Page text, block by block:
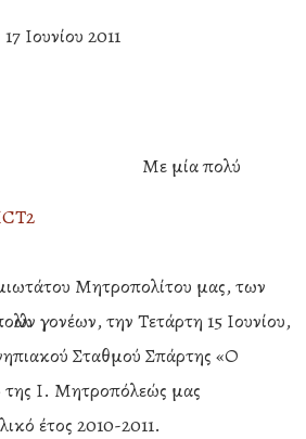
17 Ιουνίου 2011
Με μία πολύ
Μητροπολίτου μας, των
γονέων, την Τετάρτη 15 Ιουνίου,
Σταθμού Σπάρτης «Ο
Ι. Μητροπόλεώς μας
έτος 2010-2011.